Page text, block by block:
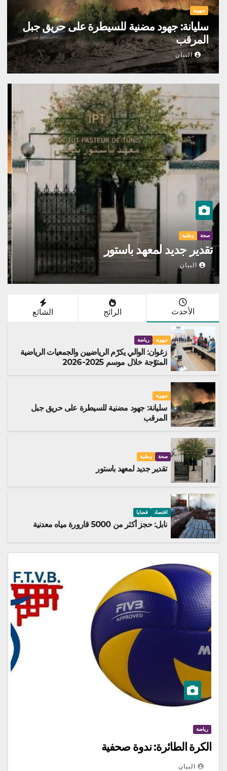
جهوية
سليانة: جهود مضنية للسيطرة على حريق جبل
المرقب
البيان
صحة وطنية
تقدير جديد لمعهد باستور
البيان
الأحدث الرائج الشائع
جهوية رياضة
زغوان: الوالي يكرّم الرياضيين والجمعيات الرياضية
المتوّجة خلال موسم 2025-2026
جهوية
سليانة: جهود مضنية للسيطرة على حريق جبل
المرقب
صحة وطنية
تقدير جديد لمعهد باستور
اقتصاد قضايا
نابل: حجز أكثر من 5000 قارورة مياه معدنية
رياضة
الكرة الطائرة: ندوة صحفية
البيان